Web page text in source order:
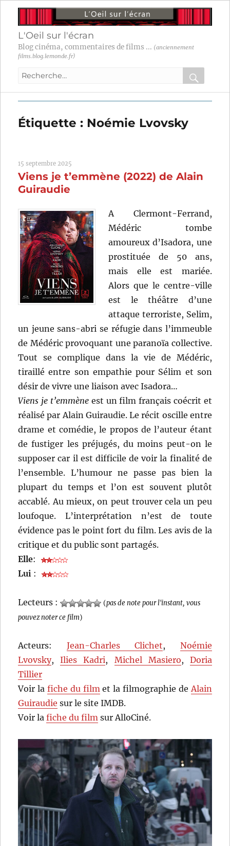
L'Oeil sur l'écran
Blog cinéma, commentaires de films ... (anciennement
films.blog.lemonde.fr)
Recherche
:
OK
Étiquette : Noémie Lvovsky
15 septembre 2025
Viens je t’emmène (2022) de Alain
Guiraudie
A Clermont-Ferrand,
Médéric tombe
amoureux d’Isadora, une
prostituée de 50 ans,
mais elle est mariée.
Alors que le centre-ville
est le théâtre d’une
attaque terroriste, Selim,
un jeune sans-abri se réfugie dans l’immeuble
de Médéric provoquant une paranoïa collective.
Tout se complique dans la vie de Médéric,
tiraillé entre son empathie pour Sélim et son
désir de vivre une liaison avec Isadora…
Viens je t’emmèneest un film français coécrit et
réalisé par Alain Guiraudie. Le récit oscille entre
drame et comédie, le propos de l’auteur étant
de fustiger les préjugés, du moins peut-on le
supposer car il est difficile de voir la finalité de
l’ensemble. L’humour ne passe pas bien la
plupart du temps et l’on est souvent plutôt
accablé. Au mieux, on peut trouver cela un peu
loufoque. L’interprétation n’est de toute
évidence pas le point fort du film. Les avis de la
critique et du public sont partagés.
Elle:
Lui :
Lecteurs : (pas de note pour l'instant, vous
pouvez noter ce film)
Acteurs: Jean-Charles Clichet, Noémie
Lvovsky,Ilies Kadri, Michel Masiero, Doria
Tillier
Voir la fiche du filmet la filmographie deAlain
Guiraudie sur le site IMDB.
Voir lafiche du film sur AlloCiné.